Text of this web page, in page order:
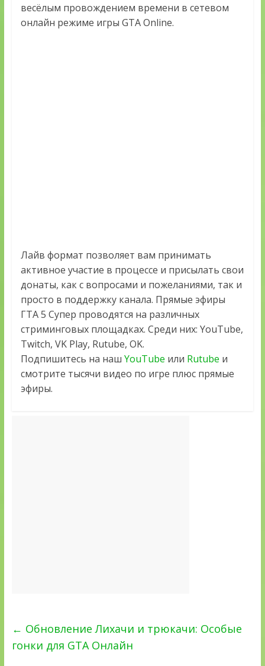
весёлым провождением времени в сетевом
онлайн режиме игры GTA Online.
Лайв формат позволяет вам принимать
активное участие в процессе и присылать свои
донаты, как с вопросами и пожеланиями, так и
просто в поддержку канала. Прямые эфиры
ГТА 5 Супер проводятся на различных
стриминговых площадках. Среди них: YouTube,
Twitch, VK Play, Rutube, OK.
Подпишитесь на наш YouTube или Rutube и
смотрите тысячи видео по игре плюс прямые
эфиры.
← Обновление Лихачи и трюкачи: Особые
гонки для GTA Онлайн